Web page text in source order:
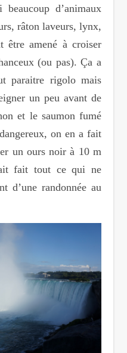
d’animaux
râton laveurs, lynx,
être amené à croiser
(ou pas). Ça a
paraitre rigolo mais
un peu avant de
et le saumon fumé
on en a fait
un ours noir à 10 m
fait tout ce qui ne
d’une randonnée au